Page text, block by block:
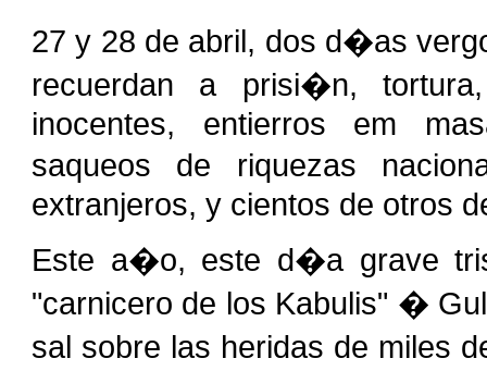
27 y 28 de abril, dos d�as
recuerdan a prisi�n,
inocentes, entierros em
saqueos de riquezas
extranjeros, y cientos de otros
Este a�o, este d�a grave
"carnicero de los Kabulis" �
sal sobre las heridas de miles